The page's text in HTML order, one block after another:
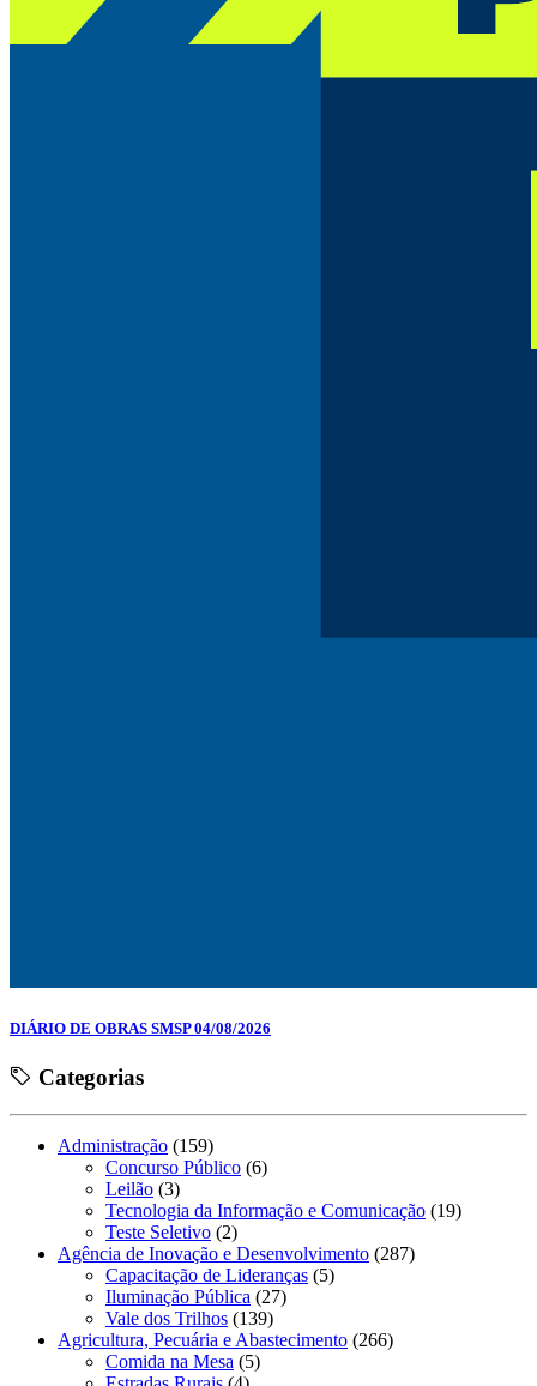
DIÁRIO DE OBRAS SMSP 04/08/2026
Categorias
Administração (159)
Concurso Público (6)
Leilão (3)
Tecnologia da Informação e Comunicação (19)
Teste Seletivo (2)
Agência de Inovação e Desenvolvimento (287)
Capacitação de Lideranças (5)
Iluminação Pública (27)
Vale dos Trilhos (139)
Agricultura, Pecuária e Abastecimento (266)
Comida na Mesa (5)